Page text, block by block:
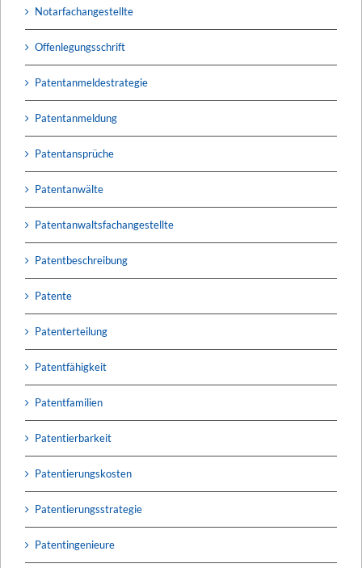
Notarfachangestellte
Offenlegungsschrift
Patentanmeldestrategie
Patentanmeldung
Patentansprüche
Patentanwälte
Patentanwaltsfachangestellte
Patentbeschreibung
Patente
Patenterteilung
Patentfähigkeit
Patentfamilien
Patentierbarkeit
Patentierungskosten
Patentierungsstrategie
Patentingenieure